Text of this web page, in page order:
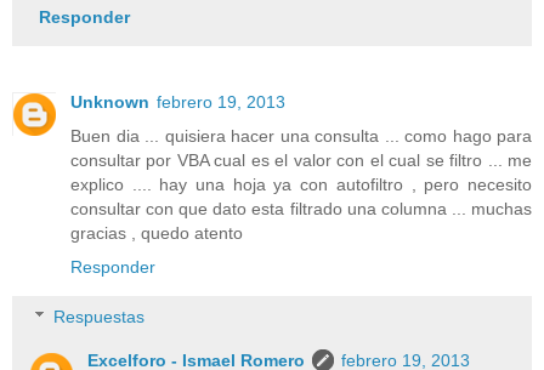
Responder
Unknown febrero 19, 2013
Buen dia ... quisiera hacer una consulta ... como hago para
consultar por VBA cual es el valor con el cual se filtro ... me
explico .... hay una hoja ya con autofiltro , pero necesito
consultar con que dato esta filtrado una columna ... muchas
gracias , quedo atento
Responder
Respuestas
Excelforo - Ismael Romero febrero 19, 2013